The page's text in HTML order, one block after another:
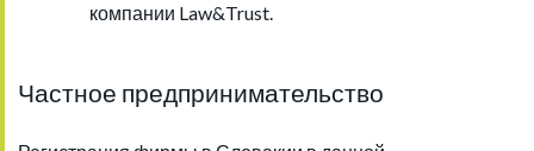
компании Law&Trust.
Частное предпринимательство